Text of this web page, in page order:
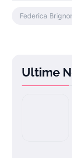
Federica
Ultime